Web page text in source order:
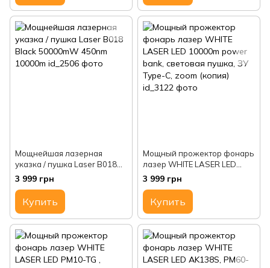
Мощнейшая лазерная
указка / пушка Laser B018
Black 50000mW 450nm
10000m
3 999 грн
Купить
Мощный прожектор фонарь
лазер WHITE LASER LED
10000m power bank,
световая пушка, ЗУ Type-C,
zoom (копия)
3 999 грн
Купить